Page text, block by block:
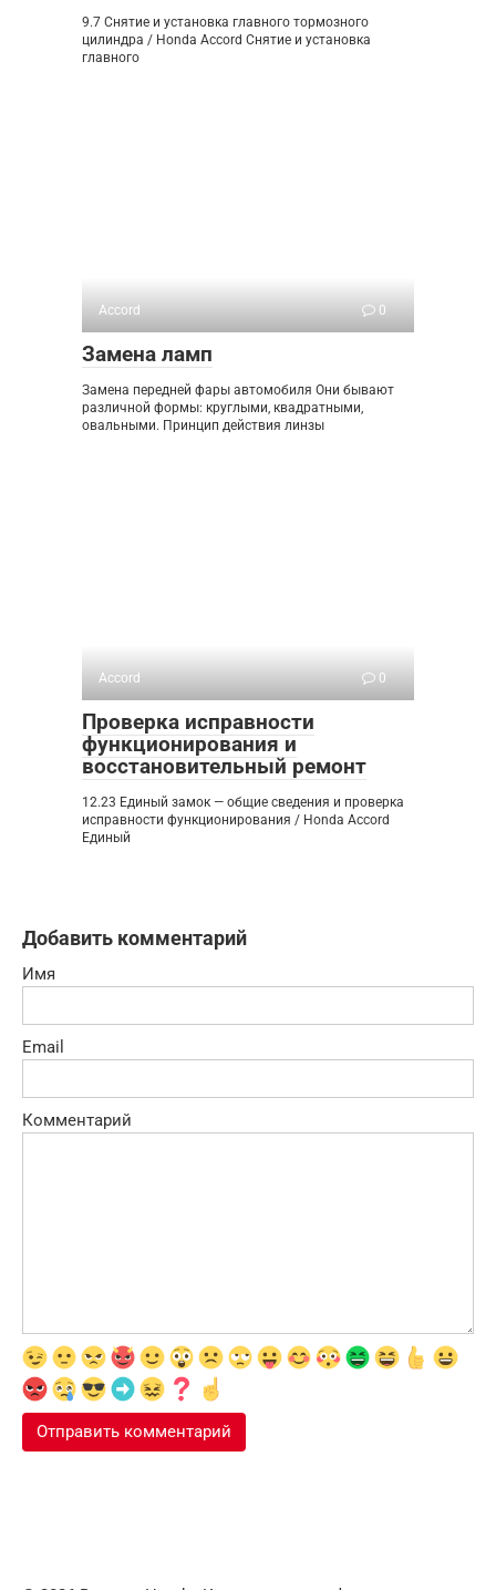
9.7 Снятие и установка главного тормозного
цилиндра / Honda Accord Снятие и установка
главного
Accord 0
Замена ламп
Замена передней фары автомобиля Они бывают
различной формы: круглыми, квадратными,
овальными. Принцип действия линзы
Accord 0
Проверка исправности
функционирования и
восстановительный ремонт
12.23 Единый замок — общие сведения и проверка
исправности функционирования / Honda Accord
Единый
Добавить комментарий
Имя
Email
Комментарий